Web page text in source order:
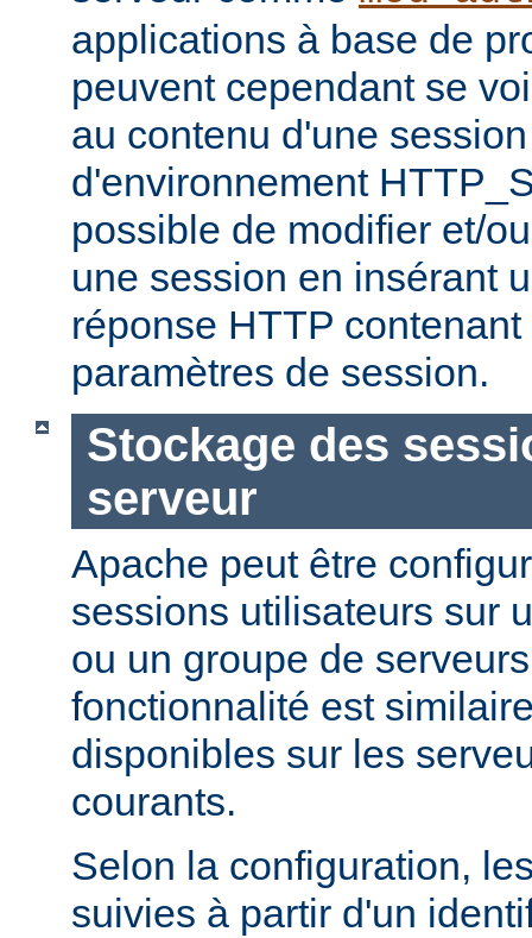
applications à base de
peuvent cependant se
au contenu d'une
d'environnement
possible de modifier et/
une session en insérant
réponse HTTP
paramètres de session.
Stockage des
serveur
Apache peut être
sessions utilisateurs sur
ou un groupe de
fonctionnalité est
disponibles sur les
courants.
Selon la configuration,
suivies à partir d'un